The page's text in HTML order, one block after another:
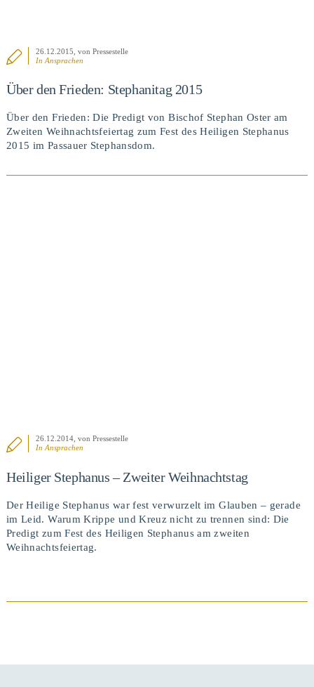
26.12.2015 , von Pressestelle
InAnsprachen
Über den Frieden: Stephanitag 2015
Über den Frieden: Die Predigt von Bischof Stephan Oster am
Zweiten Weihnachtsfeiertag zum Fest des Heiligen Stephanus
2015 im Passauer Stephansdom.
BEITRAG ANSEHEN
26.12.2014, von Pressestelle
InAnsprachen
Heiliger Stephanus – Zweiter Weihnachtstag
Der Heilige Stephanus war fest verwurzelt im Glauben – gerade
im Leid. Warum Krippe und Kreuz nicht zu trennen sind: Die
Predigt zum Fest des Heiligen Stephanus am zweiten
Weihnachtsfeiertag.